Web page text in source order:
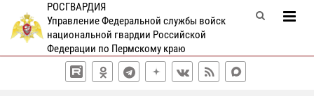
РОСГВАРДИЯ
Управление Федеральной службы войск
национальной гвардии Российской
Федерации по Пермскому краю